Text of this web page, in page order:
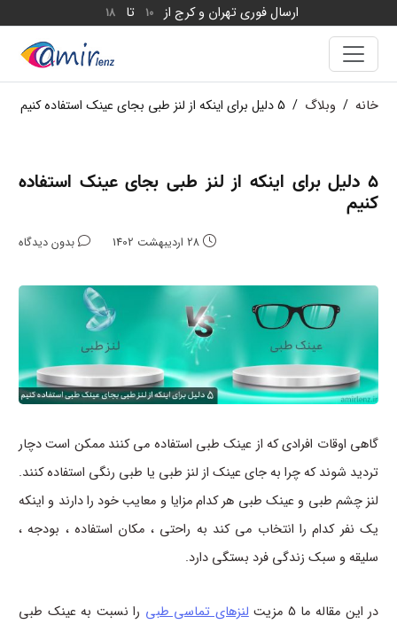
ارسال فوری تهران و کرج از 10 تا 18
خانه / وبلاگ / 5 دلیل برای اینکه از لنز طبی بجای عینک استفاده کنیم
5 دلیل برای اینکه از لنز طبی بجای عینک استفاده
کنیم
28 اردیبهشت 1402 بدون دیدگاه
گاهی اوقات افرادی که از عینک طبی استفاده می کنند ممکن است دچار
تردید شوند که چرا به جای عینک از لنز طبی یا طبی رنگی استفاده کنند.
لنز چشم طبی و عینک طبی هر کدام مزایا و معایب خود را دارند و اینکه
یک نفر کدام را انتخاب می کند به راحتی ، مکان استفاده ، بودجه ،
سلیقه و سبک زندگی فرد بستگی دارد.
در این مقاله ما 5 مزیت لنزهای تماسی طبی را نسبت به عینک طبی